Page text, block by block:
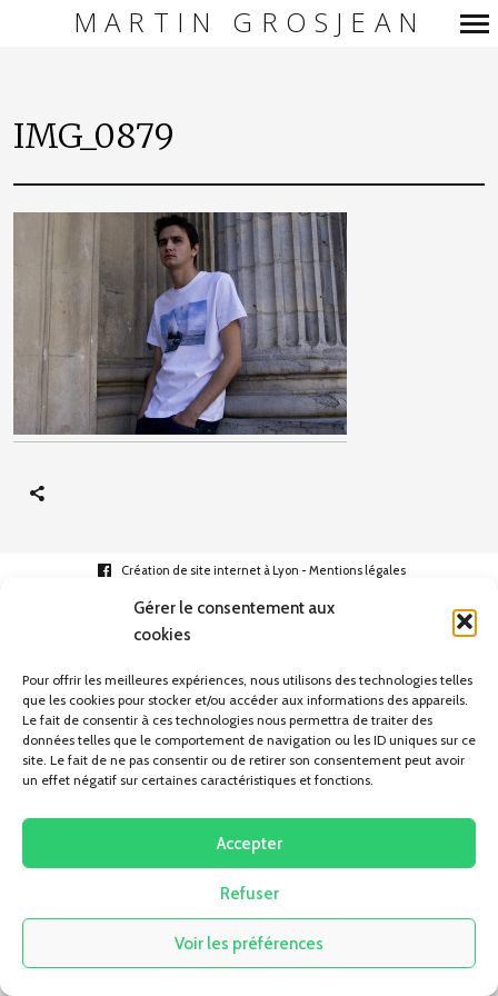
Gérer le consentement aux
cookies
Pour offrir les meilleures expériences, nous utilisons des technologies telles
que les cookies pour stocker et/ou accéder aux informations des appareils.
Le fait de consentir à ces technologies nous permettra de traiter des
données telles que le comportement de navigation ou les ID uniques sur ce
site. Le fait de ne pas consentir ou de retirer son consentement peut avoir
un effet négatif sur certaines caractéristiques et fonctions.
Accepter
Refuser
Voir les préférences
MARTIN GROSJEAN
IMG_0879
facebook
Création de site internet à Lyon - Mentions légales